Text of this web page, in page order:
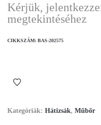
Kérjük,
megtekintéséhez
CIKKSZÁM: BAS-202575
Kategóriák: Hátizsák, Műbőr